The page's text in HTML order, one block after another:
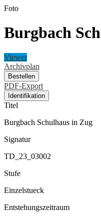
Foto
Burgbach
Viewer
Archivplan
Bestellen
PDF-Export
Identifikation
Titel
Burgbach Schulhaus in Zug
Signatur
TD_23_03002
Stufe
Einzelstueck
Entstehungszeitraum